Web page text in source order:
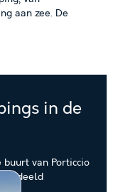
aan zee. De
in de
van Porticcio